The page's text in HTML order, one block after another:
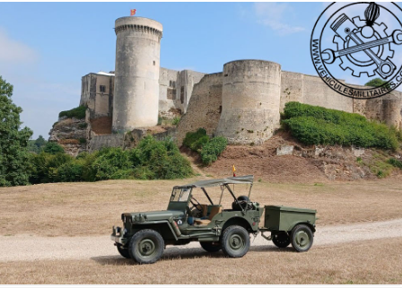
Véhicules Militaires .com
Bienvenue sur LE forum des passionnés de Véhicules Militaires de toutes nationalités et de
toutes époques. De nombreuses rubriques sont à votre disposition pour vous venir en aide,
ou simplement partager vos activités.